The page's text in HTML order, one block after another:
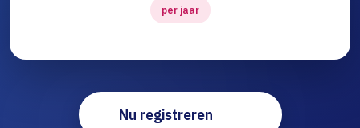
per jaar
Nu registreren